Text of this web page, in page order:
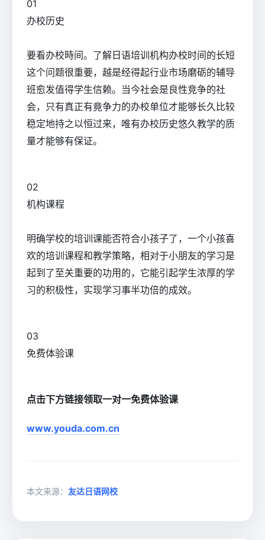
01
办校历史
要看办校時间。了解日语培训机构办校时间的长短
这个问题很重要，越是经得起行业市场磨砺的辅导
班愈发值得学生信赖。当今社会是良性竞争的社
会，只有真正有竟争力的办校单位才能够长久比较
稳定地持之以恒过来，唯有办校历史悠久教学的质
量才能够有保证。
02
机构课程
明确学校的培训课能否符合小孩子了，一个小孩喜
欢的培训课程和教学策略，相对于小朋友的学习是
起到了至关重要的功用的，它能引起学生浓厚的学
习的积极性，实现学习事半功倍的成效。
03
免费体验课
点击下方链接领取一对一免费体验课
www.youda.com.cn
本文来源： 友达日语网校